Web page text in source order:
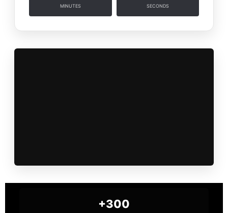
MINUTES SECONDS
+300